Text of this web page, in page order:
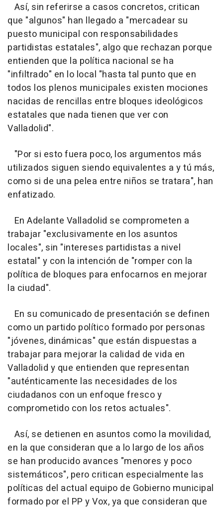
Así, sin referirse a casos concretos, critican
que "algunos" han llegado a "mercadear su
puesto municipal con responsabilidades
partidistas estatales", algo que rechazan porque
entienden que la política nacional se ha
"infiltrado" en lo local "hasta tal punto que en
todos los plenos municipales existen mociones
nacidas de rencillas entre bloques ideológicos
estatales que nada tienen que ver con
Valladolid".
"Por si esto fuera poco, los argumentos más
utilizados siguen siendo equivalentes a y tú más,
como si de una pelea entre niños se tratara", han
enfatizado.
En Adelante Valladolid se comprometen a
trabajar "exclusivamente en los asuntos
locales", sin "intereses partidistas a nivel
estatal" y con la intención de "romper con la
política de bloques para enfocarnos en mejorar
la ciudad".
En su comunicado de presentación se definen
como un partido político formado por personas
"jóvenes, dinámicas" que están dispuestas a
trabajar para mejorar la calidad de vida en
Valladolid y que entienden que representan
"auténticamente las necesidades de los
ciudadanos con un enfoque fresco y
comprometido con los retos actuales".
Así, se detienen en asuntos como la movilidad,
en la que consideran que a lo largo de los años
se han producido avances "menores y poco
sistemáticos", pero critican especialmente las
políticas del actual equipo de Gobierno municipal
formado por el PP y Vox, ya que consideran que